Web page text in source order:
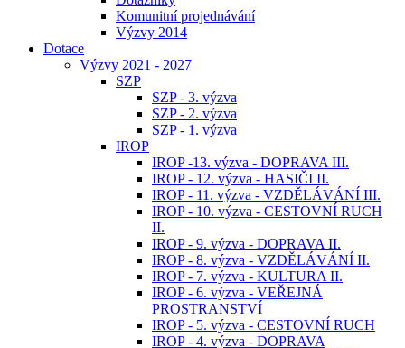
Komunitní projednávání
Výzvy 2014
Dotace
Výzvy 2021 - 2027
SZP
SZP - 3. výzva
SZP - 2. výzva
SZP - 1. výzva
IROP
IROP -13. výzva - DOPRAVA III.
IROP - 12. výzva - HASIČI II.
IROP - 11. výzva - VZDĚLÁVÁNÍ III.
IROP - 10. výzva - CESTOVNÍ RUCH
II.
IROP - 9. výzva - DOPRAVA II.
IROP - 8. výzva - VZDĚLÁVÁNÍ II.
IROP - 7. výzva - KULTURA II.
IROP - 6. výzva - VEŘEJNÁ
PROSTRANSTVÍ
IROP - 5. výzva - CESTOVNÍ RUCH
IROP - 4. výzva - DOPRAVA